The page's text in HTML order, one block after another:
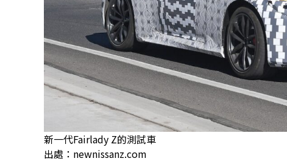
新一代Fairlady Z的測試車
出處：newnissanz.com